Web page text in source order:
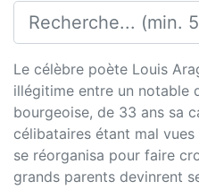
Le célèbre poète Louis
illégitime entre un notable
bourgeoise, de 33 ans sa
célibataires étant mal
se réorganisa pour faire
grands parents devinrent